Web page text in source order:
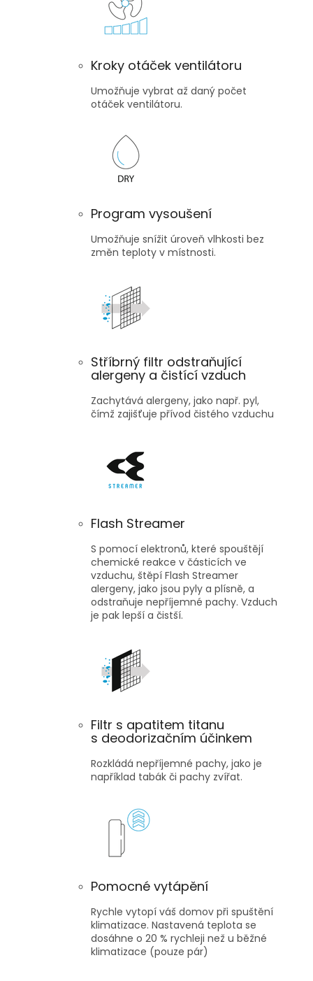
Kroky otáček ventilátoru
Umožňuje vybrat až daný počet
otáček ventilátoru.
Program vysoušení
Umožňuje snížit úroveň vlhkosti bez
změn teploty v místnosti.
Stříbrný filtr odstraňující
alergeny a čistící vzduch
Zachytává alergeny, jako např. pyl,
čímž zajišťuje přívod čistého vzduchu
Flash Streamer
S pomocí elektronů, které spouštějí
chemické reakce v částicích ve
vzduchu, štěpí Flash Streamer
alergeny, jako jsou pyly a plísně, a
odstraňuje nepříjemné pachy. Vzduch
je pak lepší a čistší.
Filtr s apatitem titanu
s deodorizačním účinkem
Rozkládá nepříjemné pachy, jako je
například tabák či pachy zvířat.
Pomocné vytápění
Rychle vytopí váš domov při spuštění
klimatizace. Nastavená teplota se
dosáhne o 20 % rychleji než u běžné
klimatizace (pouze pár)